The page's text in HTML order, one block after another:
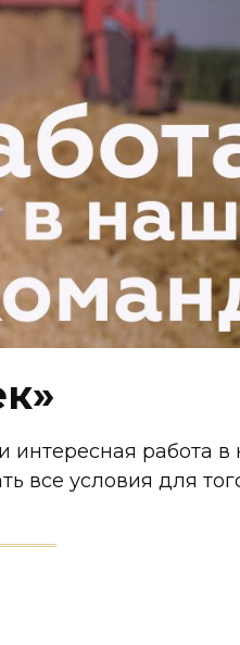
интересная работа в
все условия для